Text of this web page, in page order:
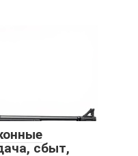
сбыт,